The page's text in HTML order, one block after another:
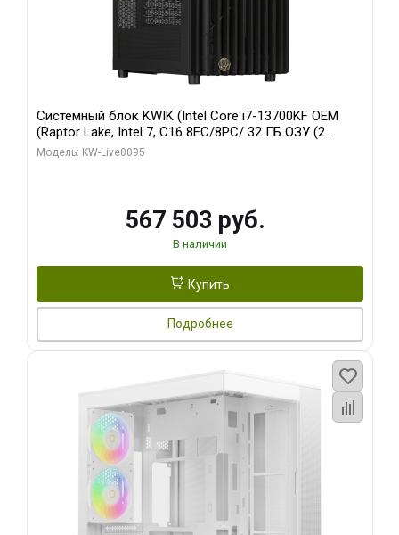
Системный блок KWIK (Intel Core i7-13700KF OEM
(Raptor Lake, Intel 7, C16 8EC/8PC/ 32 ГБ ОЗУ (2
модуля)/ Afox RTX4090 24GB GDDR6X 384-Bit 3xDP
Модель: KW-Live0095
567 503 руб.
В наличии
Купить
Подробнее